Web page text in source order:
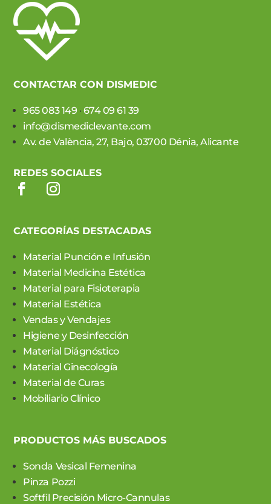
CONTACTAR CON DISMEDIC
965 083 149 · 674 09 61 39
info@dismediclevante.com
Av. de València, 27, Bajo, 03700 Dénia, Alicante
REDES SOCIALES
CATEGORÍAS DESTACADAS
Material Punción e Infusión
Material Medicina Estética
Material para Fisioterapia
Material Estética
Vendas y Vendajes
Higiene y Desinfección
Material Diágnóstico
Material Ginecología
Material de Curas
Mobiliario Clínico
PRODUCTOS MÁS BUSCADOS
Sonda Vesical Femenina
Pinza Pozzi
Softfil Precisión Micro-Cannulas